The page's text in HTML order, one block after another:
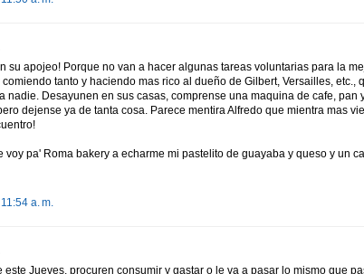
su apojeo! Porque no van a hacer algunas tareas voluntarias para la
tanto y haciendo mas rico al dueño de Gilbert, Versailles, etc.,
nadie. Desayunen en sus casas, comprense una maquina de cafe, pan
dejense ya de tanta cosa. Parece mentira Alfredo que mientra mas
voy pa' Roma bakery a echarme mi pastelito de guayaba y queso y un
a. m.
este Jueves, procuren consumir y gastar o le va a pasar lo mismo que